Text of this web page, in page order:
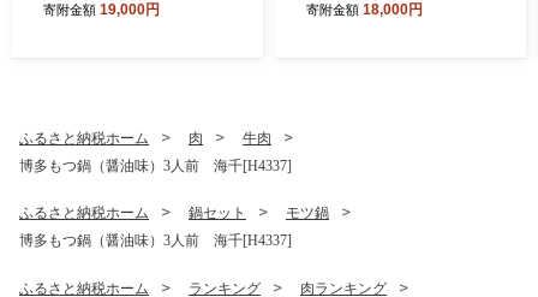
寄附金額 19,000円 寄附金額 18,000円
ふるさと納税ホーム 肉
牛肉
博多もつ鍋（醤油味）3人前 海千[H4337]
ふるさと納税ホーム 鍋セット
モツ鍋
博多もつ鍋（醤油味）3人前 海千[H4337]
ふるさと納税ホーム ランキング 肉ランキング